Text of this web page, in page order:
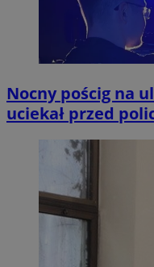
Nocny pościg na
uciekał przed